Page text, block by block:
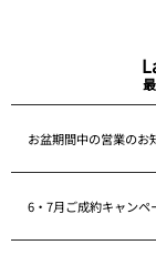
お盆期間中の営業のお
6・7月ご成約キャンペ